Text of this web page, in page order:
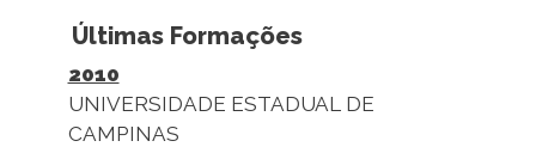
Últimas Formações
2010
UNIVERSIDADE ESTADUAL DE
CAMPINAS